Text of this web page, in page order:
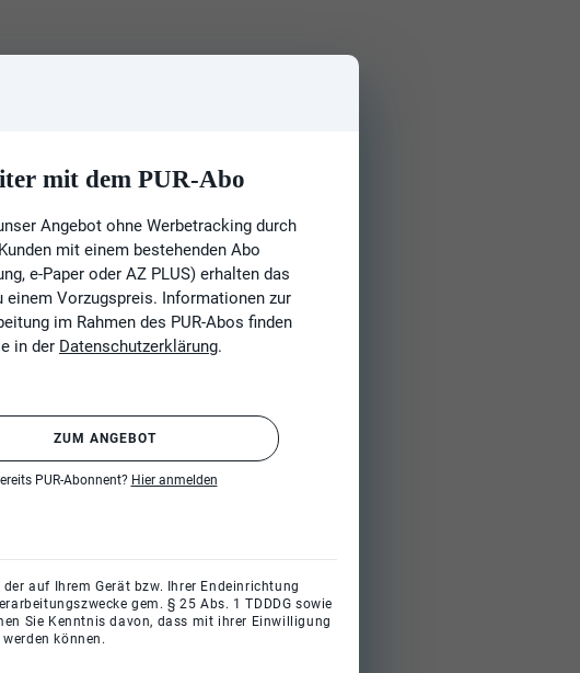
mit dem PUR-Abo
Angebot ohne Werbetracking durch
mit einem bestehenden Abo
e-Paper oder AZ PLUS) erhalten das
einem Vorzugspreis. Informationen zur
im Rahmen des PUR-Abos finden
in der Datenschutzerklärung.
ZUM ANGEBOT
PUR-Abonnent? Hier anmelden
auf Ihrem Gerät bzw. Ihrer Endeinrichtung
gem. § 25 Abs. 1 TDDDG sowie
Sie Kenntnis davon, dass mit ihrer Einwilligung
können.